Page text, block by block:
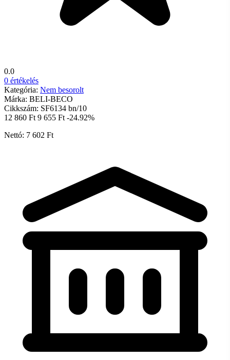
0.0
0 értékelés
Kategória: Nem besorolt
Márka: BELI-BECO
Cikkszám: SF6134 bn/10
12 860 Ft 9 655 Ft -24.92%
Nettó: 7 602 Ft